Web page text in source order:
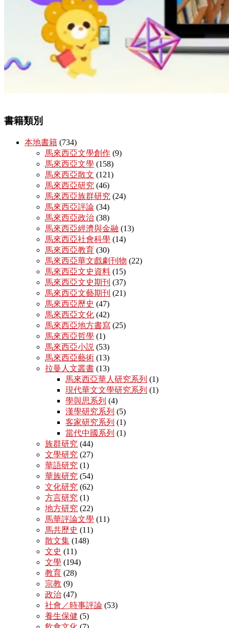
書籍類別
本地書籍 (734)
馬來西亞文學創作 (9)
馬來西亞文學 (158)
馬來西亞散文 (121)
馬來西亞研究 (46)
馬來西亞族群研究 (24)
馬來西亞評論 (34)
馬來西亞政治 (38)
馬來西亞經濟與金融 (13)
馬來西亞社會科學 (14)
馬來西亞教育 (30)
馬來西亞華文戲劇刊物 (22)
馬來西亞文史資料 (15)
馬來西亞文史期刊 (37)
馬來西亞文藝期刊 (21)
馬來西亞歷史 (47)
馬來西亞文化 (42)
馬來西亞地方書寫 (25)
馬來西亞哲學 (1)
馬來西亞小説 (53)
馬來西亞藝術 (13)
拉曼人文叢書 (13)
馬來西亞華人研究系列 (1)
現代華文文學研究系列 (1)
學與思系列 (4)
漢學研究系列 (5)
客家研究系列 (1)
當代中國系列 (1)
族群研究 (44)
文學研究 (27)
華語研究 (1)
華族研究 (54)
文化研究 (62)
方言研究 (1)
地方研究 (22)
馬華評論文學 (11)
馬共歷史 (11)
散文集 (148)
文史 (11)
文學 (194)
教育 (28)
宗教 (9)
政治 (47)
社會／時事評論 (53)
養生保健 (5)